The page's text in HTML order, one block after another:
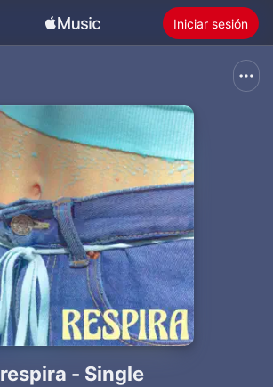
Iniciar sesión
Instalar Apple Music
respira - Single